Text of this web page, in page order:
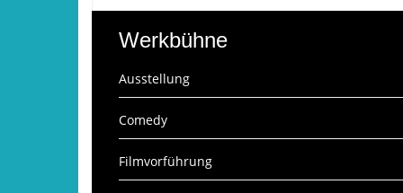
Werkbühne
Ausstellung
Comedy
Filmvorführung